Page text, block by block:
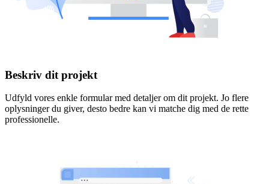
Beskriv dit projekt
Udfyld vores enkle formular med detaljer om dit projekt. Jo flere
oplysninger du giver, desto bedre kan vi matche dig med de rette
professionelle.